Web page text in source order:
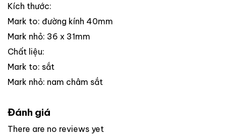
Kích thước:
Mark to: đường kính 40mm
Mark nhỏ: 36 x 31mm
Chất liệu:
Mark to: sắt
Mark nhỏ: nam châm sắt
Đánh giá
There are no reviews yet